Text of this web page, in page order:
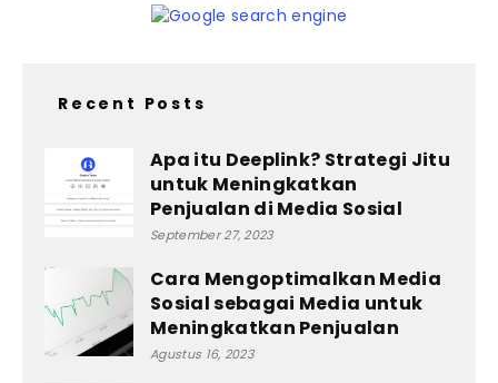
Recent Posts
Apa itu Deeplink? Strategi Jitu
untuk Meningkatkan
Penjualan di Media Sosial
September 27, 2023
Cara Mengoptimalkan Media
Sosial sebagai Media untuk
Meningkatkan Penjualan
Agustus 16, 2023